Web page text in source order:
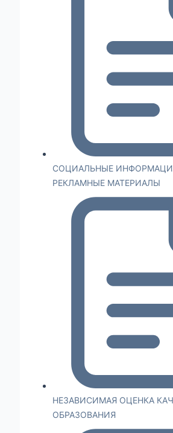
СОЦИАЛЬНЫЕ
РЕКЛАМНЫЕ МАТЕРИАЛЫ
НЕЗАВИСИМАЯ ОЦЕНКА
ОБРАЗОВАНИЯ